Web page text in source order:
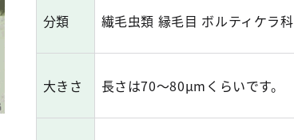
分類 繊毛虫類 縁毛目 ボルティケラ科
大きさ 長さは70～80μmくらいです。